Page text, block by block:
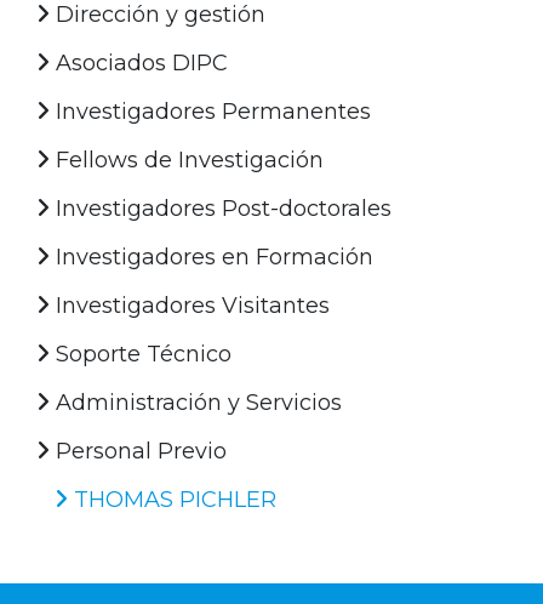
Dirección y gestión
Asociados DIPC
Investigadores Permanentes
Fellows de Investigación
Investigadores Post-doctorales
Investigadores en Formación
Investigadores Visitantes
Soporte Técnico
Administración y Servicios
Personal Previo
THOMAS PICHLER